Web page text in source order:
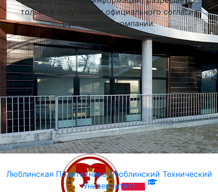
Люблинская Политехника (Люблинский Технический
Университет)
только с получением официального согласия
руководства компании.